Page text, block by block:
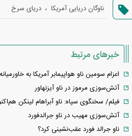
ناوگان دریایی آمریکا ، دریای سرخ
خبرهای مرتبط
اعزام سومین ناو هواپیمابر آمریکا به خاورمیانه
آتش‌سوزی مرموز در ناو آیزنهاور
فیلم/ سخنگوی سپاه: ناو آبراهام لینکن
آتش‌سوزی مهیب در ناو جرالدفورد
ناو جرالد فورد عقب‌نشینی کرد؟
پهپاد رهگیر یا موشک پدافند؛ قدرت تهدید
کدامیک بیشتر است؟